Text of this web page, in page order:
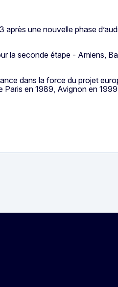
une nouvelle phase
la seconde étape - Amiens,
dans la force du projet
en 1989, Avignon en